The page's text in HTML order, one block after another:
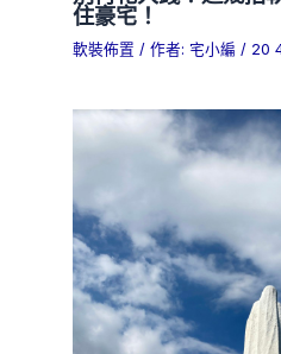
住豪宅！
軟裝佈置 / 作者: 宅小編 / 20